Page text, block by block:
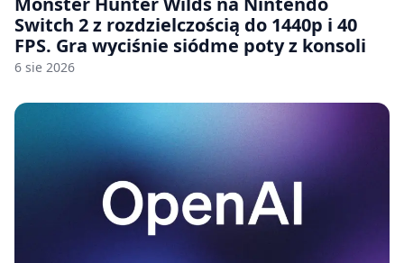
Switch 2 z rozdzielczością do 1440p i 40
FPS. Gra wyciśnie siódme poty z konsoli
6 sie 2026